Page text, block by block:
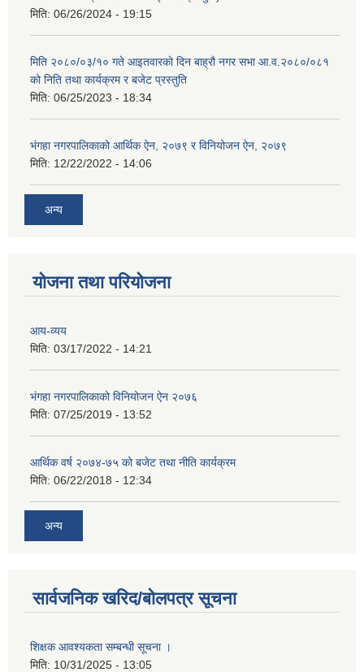
मिति: 06/26/2024 - 19:15
मिति २०८०/०३/१० गते आइतवारको दिन बाह्रौ नगर सभा आ.व.२०८०/०८१
को निति तथा कार्यक्रम र बजेट प्रस्तुति
मिति: 06/25/2023 - 18:34
भंगहा नगरपालिकाको आर्थिक ऐन, २०७९ र विनियोजन ऐन, २०७९
मिति: 12/22/2022 - 14:06
अन्य
योजना तथा परियोजना
आय-व्यय
मिति: 03/17/2022 - 14:21
भंगहा नगरपालिकाको विनियोजन ऐन २०७६
मिति: 07/25/2019 - 13:52
आर्थिक वर्ष २०७४-७५ को बजेट तथा नीति कार्यक्रम
मिति: 06/22/2018 - 12:34
अन्य
सार्वजनिक खरिद/बोलपत्र सूचना
शिक्षक आवश्यकता सम्बन्धी सूचना ।
मिति: 10/31/2025 - 13:05